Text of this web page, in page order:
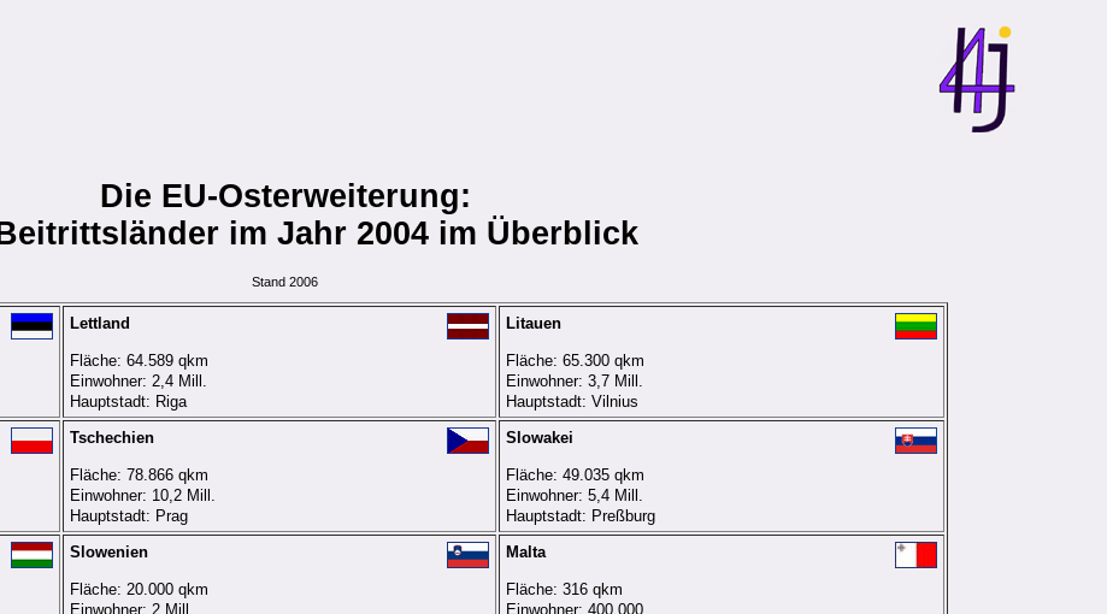
Die EU-Osterweiterung:
im Jahr 2004 im Überblick
Stand 2006
Lettland
Fläche: 64.589 qkm
Einwohner: 2,4 Mill.
Hauptstadt: Riga
Litauen
Fläche: 65.300 qkm
Einwohner: 3,7 Mill.
Hauptstadt: Vilnius
Tschechien
Fläche: 78.866 qkm
Einwohner: 10,2 Mill.
Hauptstadt: Prag
Slowakei
Fläche: 49.035 qkm
Einwohner: 5,4 Mill.
Hauptstadt: Preßburg
Slowenien
Fläche: 20.000 qkm
Einwohner: 2 Mill.
Malta
Fläche: 316 qkm
Einwohner: 400.000